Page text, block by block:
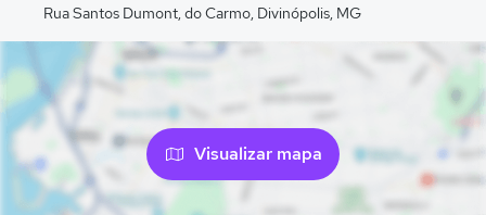
Rua Santos Dumont, do Carmo, Divinópolis, MG
Visualizar mapa